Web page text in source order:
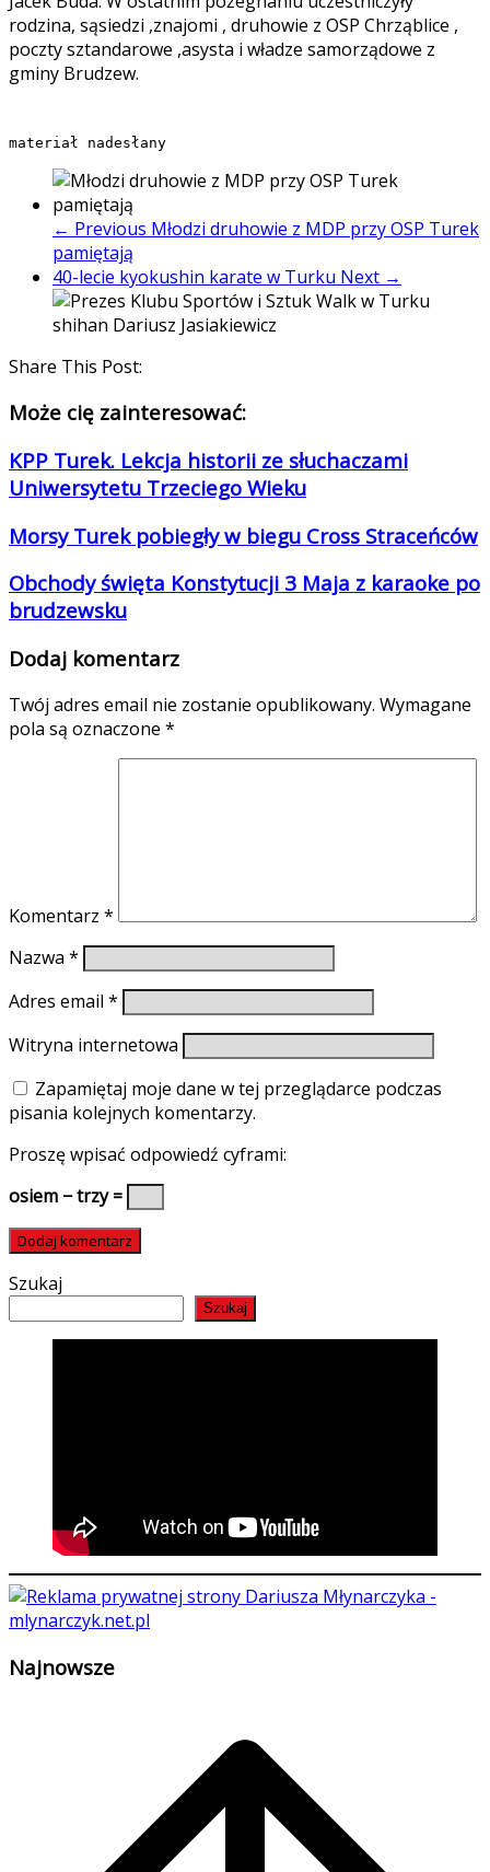
rodzina, sąsiedzi ,znajomi , druhowie z OSP Chrząblice ,
poczty sztandarowe ,asysta i władze samorządowe z
gminy Brudzew.
materiał nadesłany
← Previous Młodzi druhowie z MDP przy OSP Turek
pamiętają
40-lecie kyokushin karate w Turku Next →
Share This Post:
Może cię zainteresować:
KPP Turek. Lekcja historii ze słuchaczami
Uniwersytetu Trzeciego Wieku
Morsy Turek pobiegły w biegu Cross Straceńców
Obchody święta Konstytucji 3 Maja z karaoke po
brudzewsku
Dodaj komentarz
Twój adres email nie zostanie opublikowany. Wymagane
pola są oznaczone *
Komentarz *
Nazwa *
Adres email *
Witryna internetowa
Zapamiętaj moje dane w tej przeglądarce podczas
pisania kolejnych komentarzy.
Proszę wpisać odpowiedź cyframi:
osiem − trzy =
Szukaj
Szukaj
Najnowsze